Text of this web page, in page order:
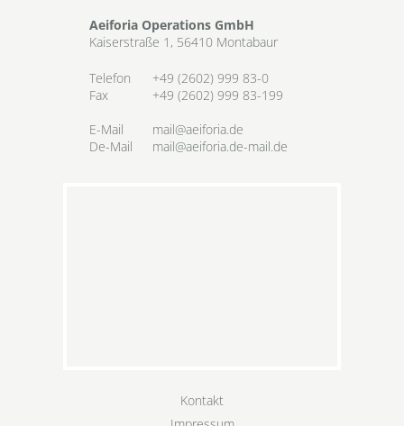
Aeiforia Operations GmbH
Kaiserstraße 1, 56410 Montabaur
Telefon
+49 (2602) 999 83-0
Fax
+49 (2602) 999 83-199
E-Mail
mail@aeiforia.de
De-Mail
mail@aeiforia.de-mail.de
Kontakt